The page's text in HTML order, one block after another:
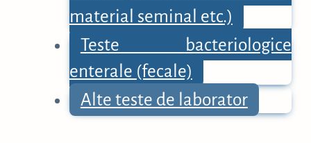
material seminal etc.)
Teste bacteriologice
enterale (fecale)
Alte teste de laborator